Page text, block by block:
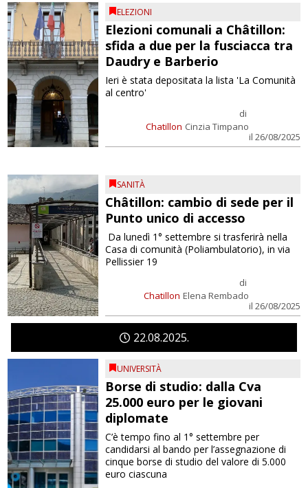
ELEZIONI
Elezioni comunali a Châtillon:
sfida a due per la fusciacca tra
Daudry e Barberio
Chatillon
di
Cinzia Timpano
il 26/08/2025
Ieri è stata depositata la lista 'La Comunità
al centro'
SANITÀ
Châtillon: cambio di sede per il
Punto unico di accesso
Chatillon
di
Elena Rembado
il 26/08/2025
Da lunedì 1° settembre si trasferirà nella
Casa di comunità (Poliambulatorio), in via
Pellissier 19
2208 2025
UNIVERSITÀ
Borse di studio: dalla Cva
25.000 euro per le giovani
diplomate
C’è tempo fino al 1° settembre per
candidarsi al bando per l’assegnazione di
cinque borse di studio del valore di 5.000
euro ciascuna